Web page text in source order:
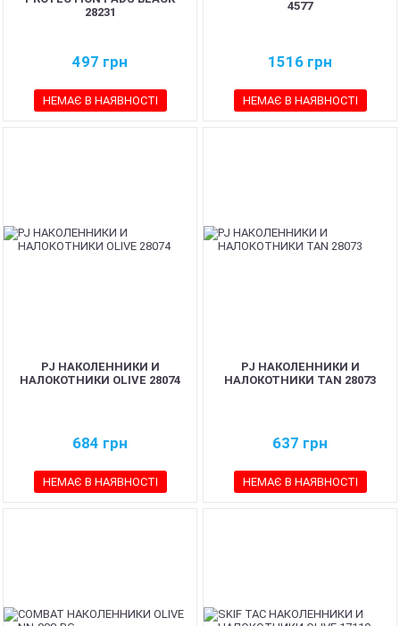
28231
497 грн
НЕМАЄ В НАЯВНОСТІ
4577
1516 грн
НЕМАЄ В НАЯВНОСТІ
PJ НАКОЛЕННИКИ И
НАЛОКОТНИКИ OLIVE 28074
684 грн
НЕМАЄ В НАЯВНОСТІ
PJ НАКОЛЕННИКИ И
НАЛОКОТНИКИ TAN 28073
637 грн
НЕМАЄ В НАЯВНОСТІ